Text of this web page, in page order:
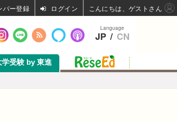
学受験 by 東進
Language
JP / CN
ログイン こんにちは、ゲストさん